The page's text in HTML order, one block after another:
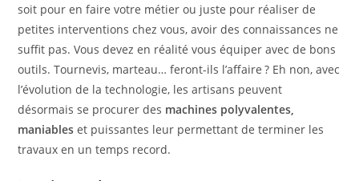
soit pour en faire votre métier ou juste pour réaliser de
petites interventions chez vous, avoir des connaissances ne
suffit pas. Vous devez en réalité vous équiper avec de bons
outils. Tournevis, marteau… feront-ils l’affaire ? Eh non, avec
l’évolution de la technologie, les artisans peuvent
désormais se procurer des machines polyvalentes,
maniables et puissantes leur permettant de terminer les
travaux en un temps record.